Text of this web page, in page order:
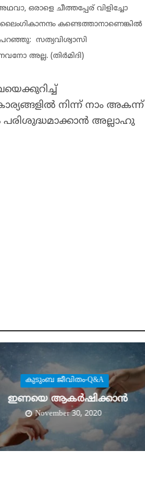
ഒരാളെ ചീത്തപ്പേര് വിളിച്ചോ
കണ്ടെത്താനാണെങ്കില്‍
സത്യവിശ്വാസി
അല്ല. (തിര്‍മിദി)
നിന്ന് നാം അകന്ന്
അല്ലാഹു
കുടുംബ ജീവിതം-Q&A
ഇണയെ ആകര്‍ഷിക്കാന്‍
November 30, 2020